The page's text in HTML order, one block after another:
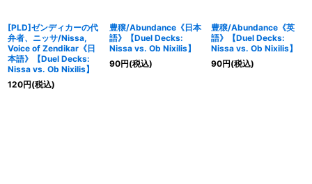
[PLD]ゼンディカーの代
弁者、ニッサ/Nissa,
Voice of Zendikar《日
本語》【Duel Decks:
Nissa vs. Ob Nixilis】
120円(税込)
豊穣/Abundance《日本
語》【Duel Decks:
Nissa vs. Ob Nixilis】
90円(税込)
豊穣/Abundance《英
語》【Duel Decks:
Nissa vs. Ob Nixilis】
90円(税込)